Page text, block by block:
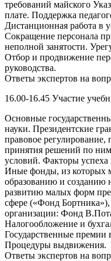
требований майского
плате. Поддержка
Дистанционная работа
Сокращение персонала
неполной занятости.
Отбор и продвижение
руководства.
Ответы экспертов на
16.00-16.45 Участие
Основные
науки. Президентские
правовое регулирование,
принятия решений по
условий. Факторы успеха
Иные фонды, из которых
образованию и созданию
развитию малых форм
сфере («Фонд
организации: Фонд
Налогообложение и
Государственные премии
Процедуры выдвижения.
Ответы экспертов на